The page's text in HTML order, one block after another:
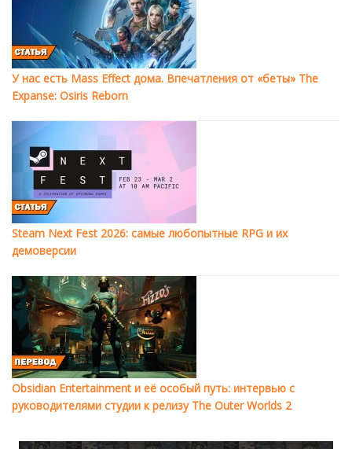
У нас есть Mass Effect дома. Впечатления от «беты» The
Expanse: Osiris Reborn
Steam Next Fest 2026: самые любопытные RPG и их
демоверсии
Obsidian Entertainment и её особый путь: интервью с
руководителями студии к релизу The Outer Worlds 2